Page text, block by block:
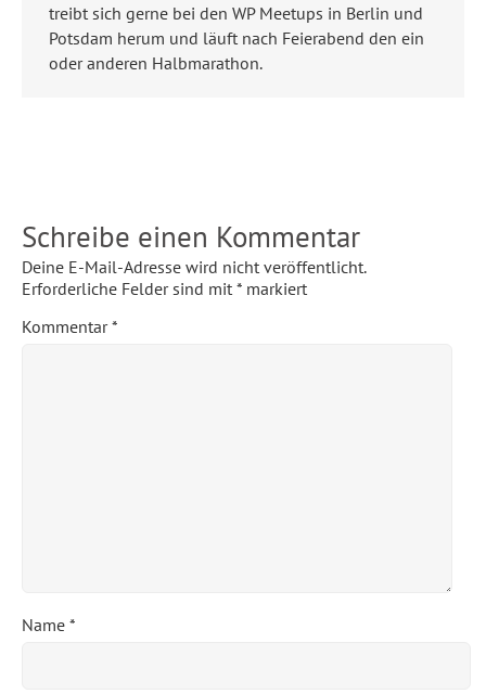
treibt sich gerne bei den WP Meetups in Berlin und
Potsdam herum und läuft nach Feierabend den ein
oder anderen Halbmarathon.
Schreibe einen Kommentar
Deine E-Mail-Adresse wird nicht veröffentlicht.
Erforderliche Felder sind mit * markiert
Kommentar*
Name *